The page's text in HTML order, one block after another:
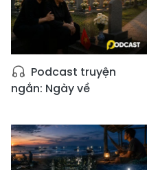
Podcast truyện
ngắn: Ngày về